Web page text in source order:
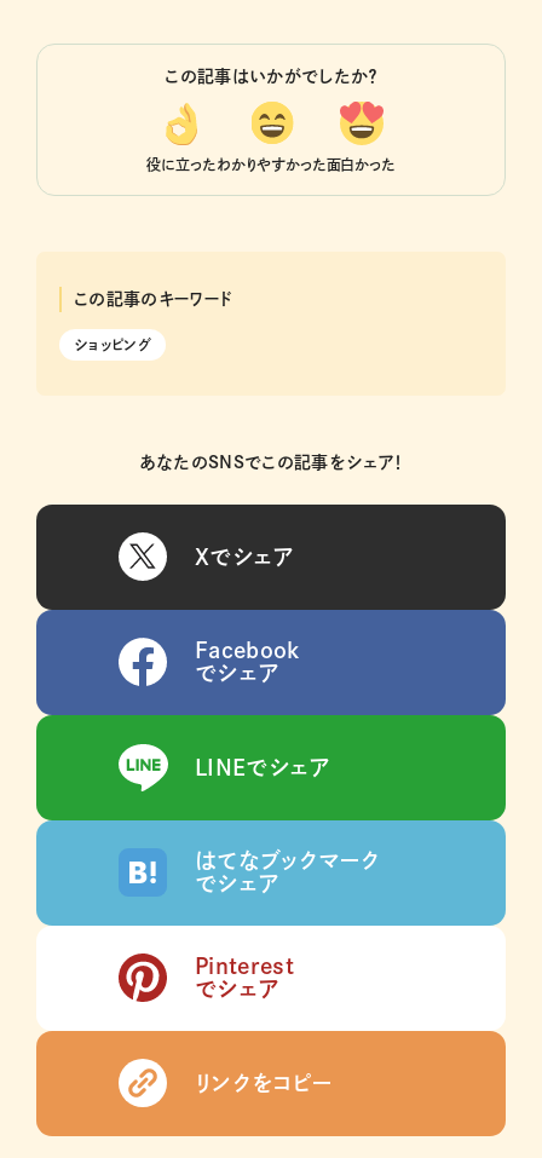
この記事はいかがでしたか？
役に立ったわかりやすかった面白かった
この記事のキーワード
ショッピング
あなたのSNSでこの記事をシェア！
Xでシェア
Facebook
でシェア
LINEでシェア
はてなブックマーク
でシェア
Pinterest
でシェア
リンクをコピー